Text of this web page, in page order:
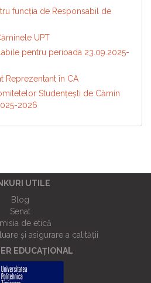
funcția de Responsabil de
UPT
pentru perioada 23.09.2025-
Reprezentant în CA
Studențești de Cămin
2026
UTILE
Blog
Senat
de etică
și asigurare a calității
EDUCAȚIONAL